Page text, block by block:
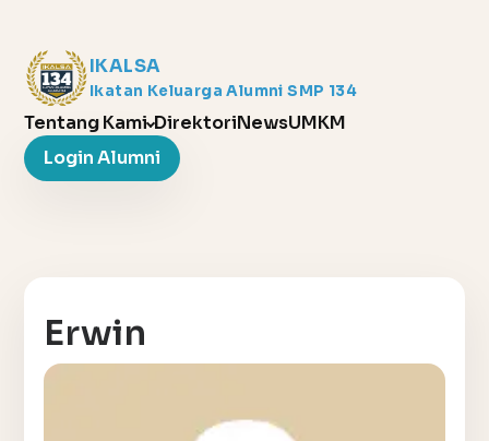
IKALSA
Ikatan Keluarga Alumni SMP 134
Tentang Kami DirektoriNewsUMKM
Login Alumni
Erwin